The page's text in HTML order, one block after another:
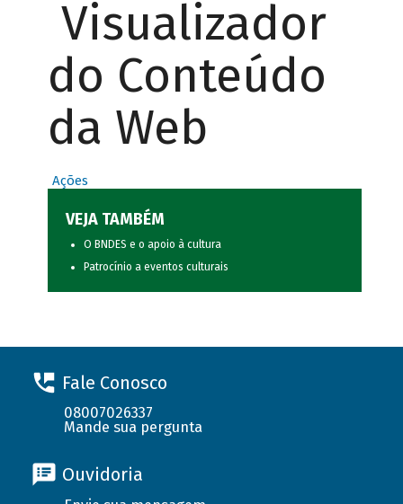
Visualizador
do Conteúdo
da Web
Ações
VEJA TAMBÉM
O BNDES e o apoio à cultura
Patrocínio a eventos culturais
Fale Conosco
08007026337
Mande sua pergunta
Ouvidoria